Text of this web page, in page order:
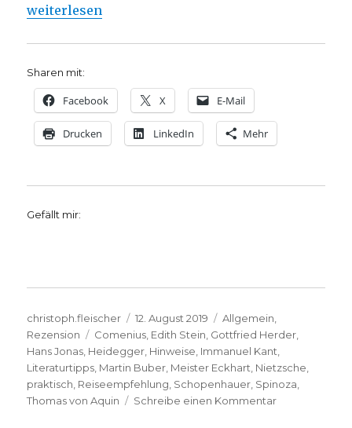
„Philosophen auf der Spur, Rezension von
weiterlesen
Sharen mit:
Facebook X E-Mail
Drucken LinkedIn Mehr
Gefällt mir:
Autor
christoph.fleischer
Veröffentlicht
am
12. August 2019 Kategorien
Allgemein,
Rezension
Schlagwörter
Comenius, Edith Stein, Gottfried Herder,
Hans Jonas, Heidegger, Hinweise, Immanuel Kant,
Literaturtipps, Martin Buber, Meister Eckhart, Nietzsche,
praktisch, Reiseempfehlung, Schopenhauer, Spinoza,
Thomas von Aquin
Schreibe einen Kommentarzu